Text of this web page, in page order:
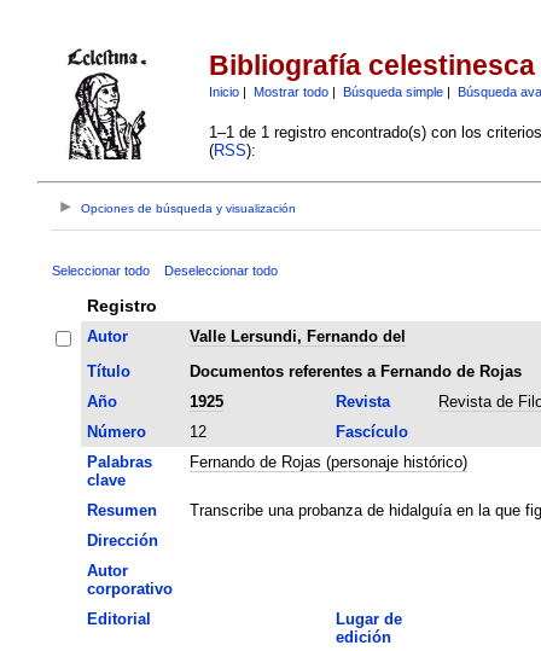
Bibliografía celestinesca
Inicio| Mostrar todo| Búsqueda simple| Búsqueda
1–1 de 1 registro encontrado(s) con los
(RSS):
Opciones de búsqueda y visualización
Seleccionar todo Deseleccionar todo
Registro
Autor
Valle Lersundi, Fernando del
Título
Documentos referentes a Fernando de Rojas
Año
1925 Revista
Revista de
Número
12
Fascículo
Palabras
clave
Fernando de Rojas (personaje histórico)
Resumen
Transcribe una probanza de hidalguía en la que
Dirección
Autor
corporativo
Editorial
Lugar de
edición